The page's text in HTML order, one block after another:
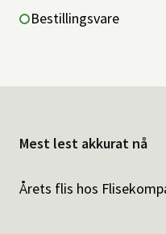
Bestillingsvare
Mest lest akkurat nå
Årets flis hos